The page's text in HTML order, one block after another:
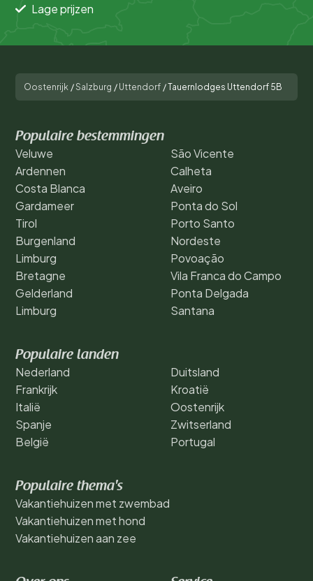
Lage prijzen
Oostenrijk /Salzburg / Uttendorf /Tauernlodges Uttendorf 5B
Populaire bestemmingen
Veluwe
Ardennen
Costa Blanca
Gardameer
Tirol
Burgenland
Limburg
Bretagne
Gelderland
Limburg
São Vicente
Calheta
Aveiro
Ponta do Sol
Porto Santo
Nordeste
Povoação
Vila Franca do Campo
Ponta Delgada
Santana
Populaire landen
Nederland
Frankrijk
Italië
Spanje
België
Duitsland
Kroatië
Oostenrijk
Zwitserland
Portugal
Populaire thema's
Vakantiehuizen met zwembad
Vakantiehuizen met hond
Vakantiehuizen aan zee